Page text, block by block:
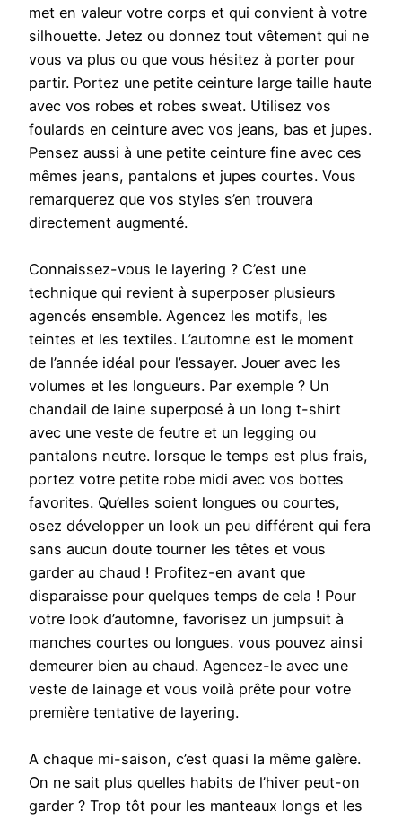
met en valeur votre corps et qui convient à votre
silhouette. Jetez ou donnez tout vêtement qui ne
vous va plus ou que vous hésitez à porter pour
partir. Portez une petite ceinture large taille haute
avec vos robes et robes sweat. Utilisez vos
foulards en ceinture avec vos jeans, bas et jupes.
Pensez aussi à une petite ceinture fine avec ces
mêmes jeans, pantalons et jupes courtes. Vous
remarquerez que vos styles s’en trouvera
directement augmenté.
Connaissez-vous le layering ? C’est une
technique qui revient à superposer plusieurs
agencés ensemble. Agencez les motifs, les
teintes et les textiles. L’automne est le moment
de l’année idéal pour l’essayer. Jouer avec les
volumes et les longueurs. Par exemple ? Un
chandail de laine superposé à un long t-shirt
avec une veste de feutre et un legging ou
pantalons neutre. lorsque le temps est plus frais,
portez votre petite robe midi avec vos bottes
favorites. Qu’elles soient longues ou courtes,
osez développer un look un peu différent qui fera
sans aucun doute tourner les têtes et vous
garder au chaud ! Profitez-en avant que
disparaisse pour quelques temps de cela ! Pour
votre look d’automne, favorisez un jumpsuit à
manches courtes ou longues. vous pouvez ainsi
demeurer bien au chaud. Agencez-le avec une
veste de lainage et vous voilà prête pour votre
première tentative de layering.
A chaque mi-saison, c’est quasi la même galère.
On ne sait plus quelles habits de l’hiver peut-on
garder ? Trop tôt pour les manteaux longs et les